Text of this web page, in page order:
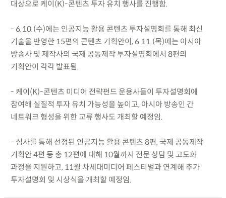
대상으로 케이(K)-콘텐츠 투자 유치 행사를 진행함.
- 6.10.(수)에는 인공지능 활용 콘텐츠 투자설명회를 통해 최신
기술을 반영한 15편의 콘텐츠 기획안이, 6.11.(목)에는 아시아
방송사 및 제작사의 국제 공동제작 투자설명회에서 8편의
기획안이 각각 발표됨.
- 케이(K)-콘텐츠 미디어 전략펀드 운용사들이 투자설명회에
참여해 실질적 투자 유치 가능성을 높이고, 아시아 방송인 간
네트워크 형성을 위한 교류 행사도 개최할 예정임.
- 심사를 통해 선정된 인공지능 활용 콘텐츠 8편, 국제 공동제작
기획안 4편 등 총 12편에 대해 10월까지 전문 상담 및 고도화
과정을 지원하고, 11월 차세대미디어 페스티벌과 연계해 추가
투자설명회 및 시상식을 개최할 예정임.